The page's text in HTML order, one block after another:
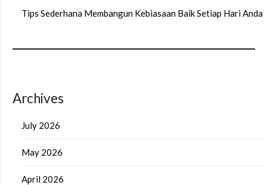
Tips Sederhana Membangun Kebiasaan Baik Setiap Hari Anda
Archives
July 2026
May 2026
April 2026